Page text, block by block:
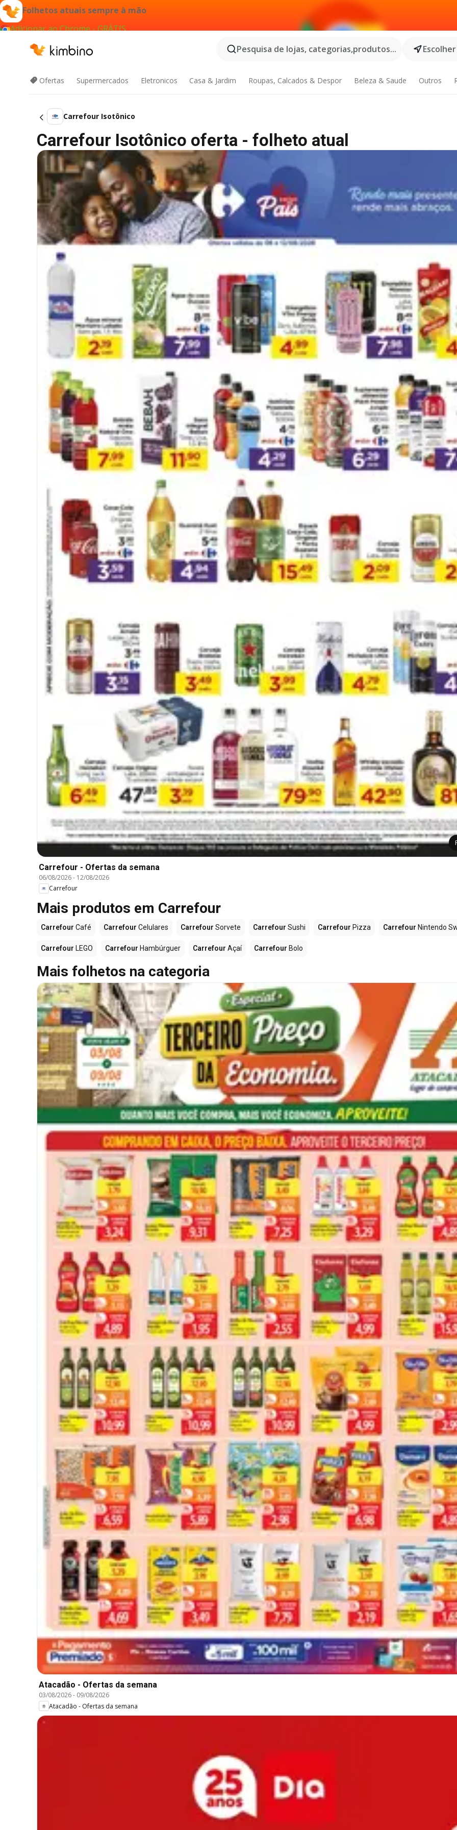
Folhetos atuais sempre à mão
Adicionar ao Chrome - GRÁTIS
Pesquisa de lojas, categorias,produtos...
Ofertas Supermercados Eletronicos Casa & Jardim Roupas, Calcados & Despor Beleza & Saude Outros
Carrefour Isotônico
Carrefour Isotônico oferta - folheto atual
Carrefour - Ofertas da semana
06/08/2026- 12/08/2026
Carrefour
Mais produtos em Carrefour
Carrefour Café Carrefour Celulares Carrefour Sorvete Carrefour Sushi Carrefour Pizza Carrefour Nintendo
Carrefour LEGO Carrefour Hambúrguer Carrefour Açaí Carrefour Bolo
Mais folhetos na categoria
Atacadão - Ofertas da semana
03/08/2026- 09/08/2026
Atacadão - Ofertas da semana